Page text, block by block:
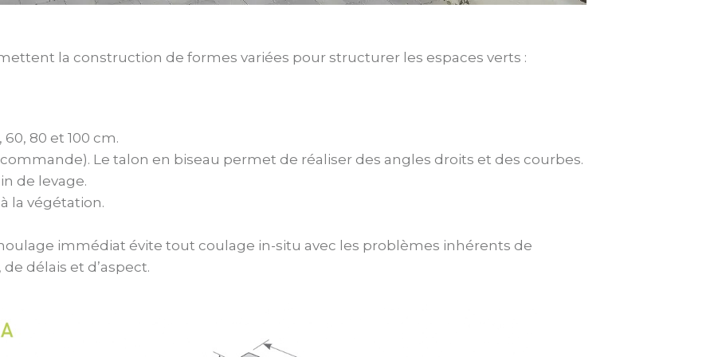
la construction de formes variées pour structurer les espaces verts :
80 et 100 cm.
Le talon en biseau permet de réaliser des angles droits et des courbes.
de levage.
la végétation.
immédiat évite tout coulage in-situ avec les problèmes inhérents de
délais et d’aspect.